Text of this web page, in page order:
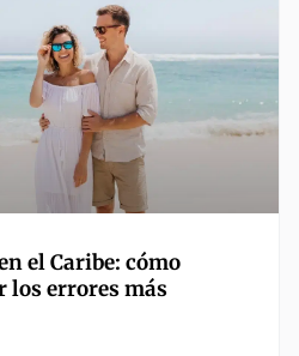
el Caribe: cómo
los errores más